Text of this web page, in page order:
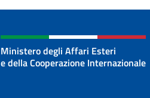
Ministero degli Affari Esteri
e della Cooperazione Internazionale